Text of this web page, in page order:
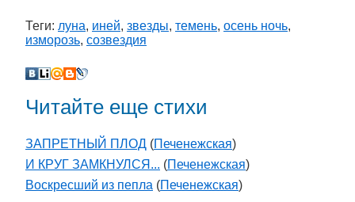
Теги: луна, иней, звезды, темень, осень ночь,
изморозь, созвездия
Читайте еще стихи
ЗАПРЕТНЫЙ ПЛОД (Печенежская)
И КРУГ ЗАМКНУЛСЯ... (Печенежская)
Воскресший из пепла (Печенежская)